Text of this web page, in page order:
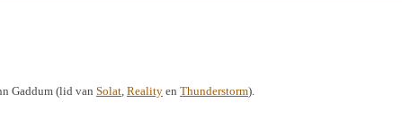
Gaddum (lid van Solat, Reality en Thunderstorm).